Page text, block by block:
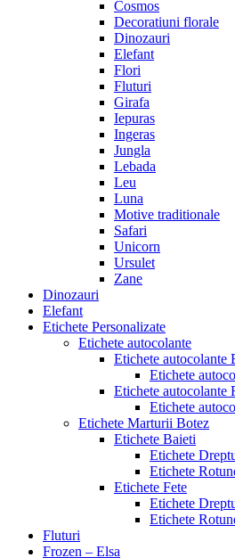
Cosmos
Decoratiuni florale
Dinozauri
Elefant
Flori
Fluturi
Girafa
Iepuras
Ingeras
Jungla
Lebada
Leu
Luna
Motive traditionale
Safari
Unicorn
Ursulet
Zane
Dinozauri
Elefant
Etichete Personalizate
Etichete autocolante
Etichete autocolante
Etichete
Etichete autocolante
Etichete
Etichete Marturii Botez
Etichete Baieti
Etichete
Etichete
Etichete Fete
Etichete
Etichete
Fluturi
Frozen – Elsa